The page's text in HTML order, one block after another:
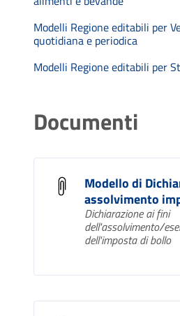
Modelli Regione editabili per
quotidiana e periodica
Modelli Regione editabili per
Documenti
Modello di
assolvimento
Dichiarazione ai fini
dell'assolvimento/
dell'imposta di bollo